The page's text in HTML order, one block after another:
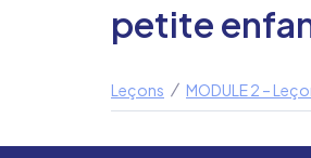
petite
Leçons MODULE 2 –